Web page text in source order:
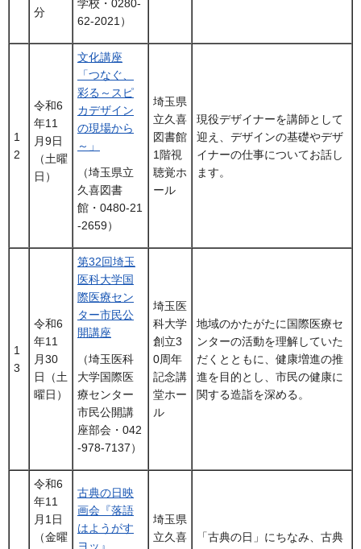
分
学校・0280-
62-2021）
1
2
令和6
年11
月9日
（土曜
日）
文化講座
「つなぐ、
彩る～スピ
カデザイン
の現場から
～」
（埼玉県立
久喜図書
館・0480-21
-2659）
埼玉県
立久喜
図書館
1階視
聴覚ホ
ール
現役デザイナーを講師として
迎え、デザインの基礎やデザ
イナーの仕事についてお話し
ます。
1
3
令和6
年11
月30
日（土
曜日）
第32回埼玉
医科大学国
際医療セン
ター市民公
開講座
（埼玉医科
大学国際医
療センター
市民公開講
座部会・042
-978-7137）
埼玉医
科大学
創立3
0周年
記念講
堂ホー
ル
地域のかたがたに国際医療セ
ンターの活動を理解していた
だくとともに、健康増進の推
進を目的とし、市民の健康に
関する造詣を深める。
令和6
年11
月1日
（金曜
古典の日映
画会『落語
はようがす
ヨッ』
埼玉県
立久喜
「古典の日」にちなみ、古典